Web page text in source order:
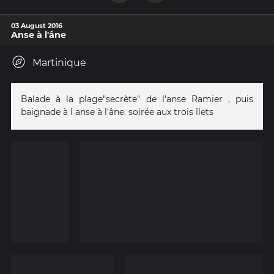
03 August 2016
Anse à l'âne
Martinique
Balade à la plage"secrète" de l'anse Ramier , puis
baignade à l anse à l'âne. soirée aux trois îlets